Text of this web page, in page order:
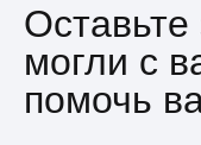
Оставьте
могли с
помочь